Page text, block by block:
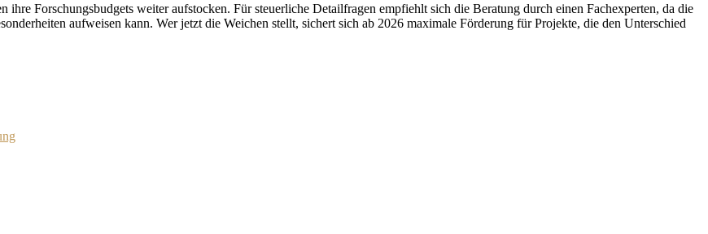
ihre Forschungsbudgets weiter aufstocken. Für steuerliche Detailfragen empfiehlt sich die Beratung durch einen Fachexperten, da die
aufweisen kann. Wer jetzt die Weichen stellt, sichert sich ab 2026 maximale Förderung für Projekte, die den Unterschied